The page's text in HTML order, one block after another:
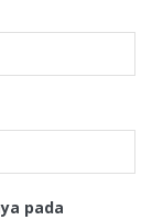
pada